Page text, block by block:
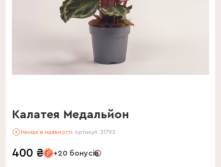
Калатея Медальйон
Немає в наявності Артикул: 31792
400 ₴ +20 бонусів